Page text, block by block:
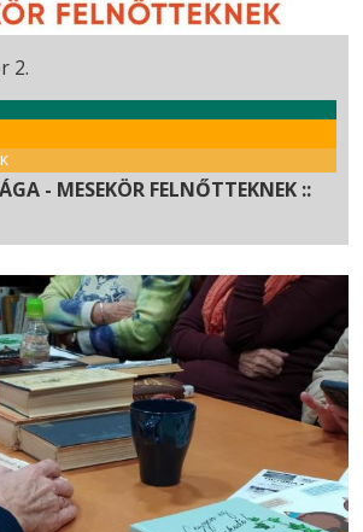
2.
- MESEKÖR FELNŐTTEKNEK ::